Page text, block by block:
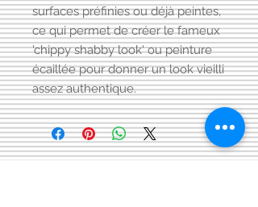
surfaces préfinies ou déjà peintes,
ce qui permet de créer le fameux
'chippy shabby look' ou peinture
écaillée pour donner un look vieilli
assez authentique.